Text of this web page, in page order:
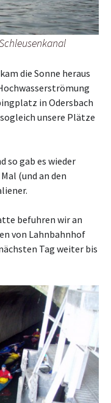
die Sonne heraus
in Odersbach
unsere Plätze
so gab es wieder
(und an den
befuhren wir an
von Lahnbahnhof
Tag weiter bis